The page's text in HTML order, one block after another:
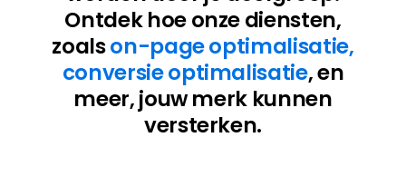
Ontdek hoe onze diensten,
zoalson-page optimalisatie,
conversie optimalisatie, en
meer, jouw merk kunnen
versterken.